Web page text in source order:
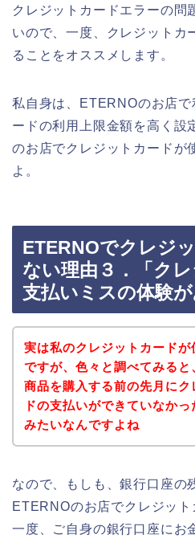
クレジットカードエラーの問
いので、一度、クレジットカ
ることをオススメします。
私自身は、ETERNOのお店
ードの利用上限金額を高く設
のお店でクレジットカードが
よ。
ETERNOでクレジ
ない理由３．「ク
支払いミスの体験が
実は私のクレジットカードが
ですが、色々と調べてみる
商品を購入する前の先月にク
ドの支払いができていなかっ
みたいなんですよね
なので、もしも、銀行口座の
ETERNOのお店でクレジット
一度、ご自身の銀行口座にお